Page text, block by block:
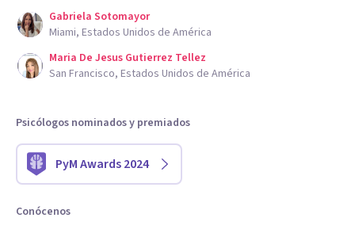
Gabriela Sotomayor
Miami, Estados Unidos de América
Maria De Jesus Gutierrez Tellez
San Francisco, Estados Unidos de América
Psicólogos nominados y premiados
PyM Awards 2024
Conócenos